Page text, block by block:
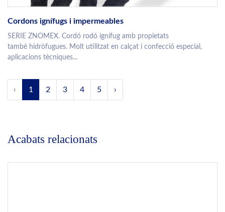
Cordons ignífugs i impermeables
SERIE ZNOMEX. Cordó rodó ignífug amb propietats
també hidròfugues. Molt utilitzat en calçat i confecció especial,
aplicacions tècniques...
‹ 1 2 3 4 5 ›
Acabats relacionats